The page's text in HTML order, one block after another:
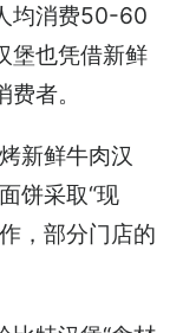
均消费50-60
堡也凭借新鲜
者。
新鲜牛肉汉
饼采取“现
，部分门店的